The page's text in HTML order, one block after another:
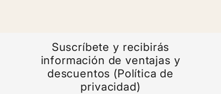
Suscríbete y recibirás
información de ventajas y
descuentos (Política de
privacidad)